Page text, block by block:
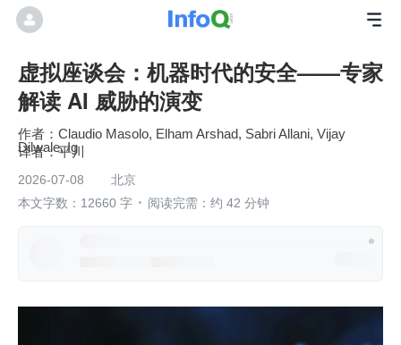
虚拟座谈会：机器时代的安全——专家
解读 AI 威胁的演变
作者：Claudio Masolo, Elham Arshad, Sabri Allani, Vijay
Dilwale, Ig
平川
2026-07-08
北京
本文字数：12660 字
阅读完需：约 42 分钟